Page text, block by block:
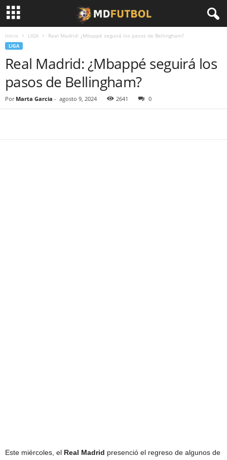
Inicio LIGA Real Madrid: ¿Mbappé seguirá los pasos de Bellingham?
LIGA
Real Madrid: ¿Mbappé seguirá los
pasos de Bellingham?
Por Marta Garcia - agosto 9, 2024 2641 0
Este miércoles, el Real Madrid presenció el regreso de algunos de